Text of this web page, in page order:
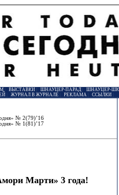
| ВЫСТАВКИ ШНАУЦЕР-ПАРАД| ШНАУЦЕР-
ЖУРНАЛ В ЖУРНАЛЕ РЕКЛАМА| ССЫЛКИ
№ 2(79)’16
№ 1(81)’17
Марти» 3 года!